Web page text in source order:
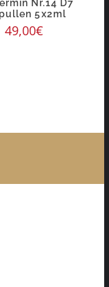
Nr.14 D7
5x2ml
49,00€